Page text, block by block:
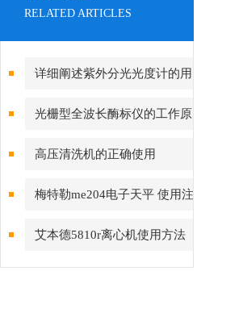
RELATED ARTICLES
详细阐述紫外分光光度计的用
途及工作原理
光栅型全波长酶标仪的工作原
理
高压清洗机的正确使用
梅特勒me204电子天平 使用注
意事项
艾本德5810r离心机使用方法
简要步骤